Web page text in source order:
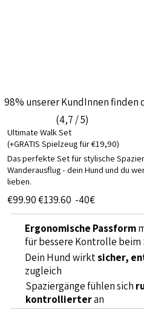
98% unserer KundInnen finden
(4,7 / 5)
Ultimate Walk Set
(+GRATIS Spielzeug für €19,90)
Das perfekte Set für stylische
Wanderausflug - dein Hund und du
lieben.
€99.90 €139.60 -40€
Ergonomische Passform
für bessere Kontrolle beim
Dein Hund wirktsicher,
zugleich
Spaziergänge fühlen sich
kontrollierteran